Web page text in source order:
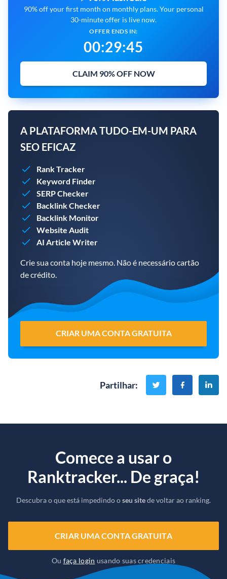
90% off your first month on monthly plans. Your personal
30-minute offer is live now.
OFFER ENDS IN:
00:29:44
CLAIM 90% OFF NOW
A PLATAFORMA TUDO-EM-UM PARA
SEO EFICAZ
Rank Tracker
Keyword Finder
SERP Checker
Backlink Checker
Backlink Monitor
Website Audit
AI Article Writer
Crie sua conta hoje mesmo. Não é necessário cartão
de crédito.
CRIAR UMA CONTA GRATUITA
Partilhar:
Comece a usar o
Ranktracker... De graça!
Descubra o que está impedindo oseu sitede voltar ao ranking.
CRIAR UMA CONTA GRATUITA
Ou faça login usando suas credenciais